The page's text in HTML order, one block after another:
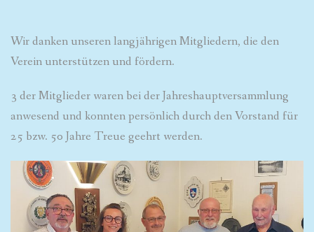
Wir danken unseren langjährigen Mitgliedern, die den
Verein unterstützen und fördern.
3 der Mitglieder waren bei der Jahreshauptversammlung
anwesend und konnten persönlich durch den Vorstand für
25 bzw. 50 Jahre Treue geehrt werden.